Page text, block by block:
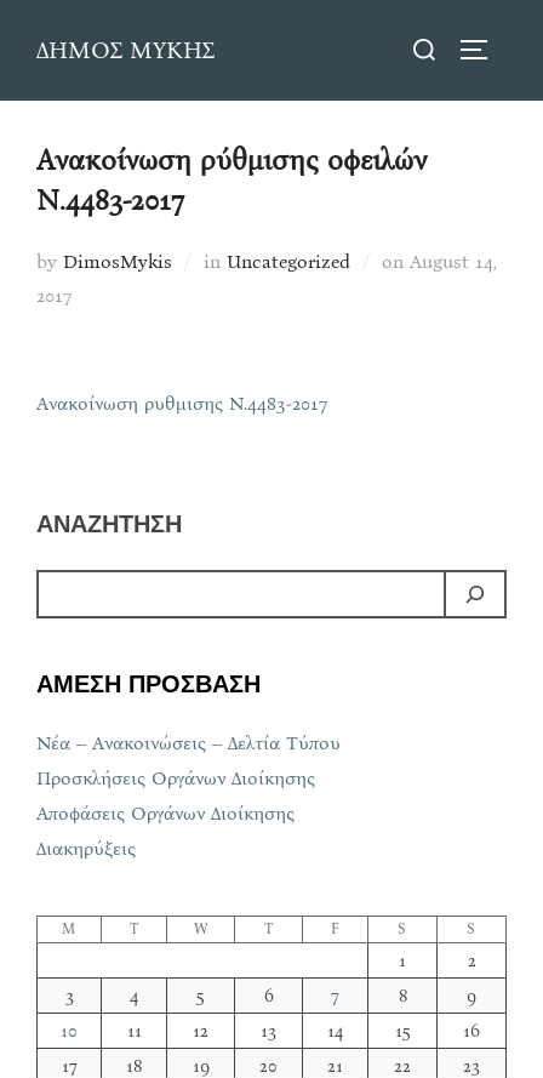
ΔΗΜΟΣ ΜΥΚΗΣ
Search
Ανακοίνωση ρύθμισης οφειλών
N.4483-2017
by DimosMykis in Uncategorized on Posted
August 14,
2017
Ανακοίνωση ρυθμισης N.4483-2017
ΑΝΑΖΗΤΗΣΗ
ΑΜΕΣΗ ΠΡΟΣΒΑΣΗ
Νέα – Ανακοινώσεις – Δελτία Τύπου
Προσκλήσεις Οργάνων Διοίκησης
Αποφάσεις Οργάνων Διοίκησης
Διακηρύξεις
M T W T F S S
1
2
3
4 5 6 7 8
9
10
11 12 13 14 15
16
17
18 19 20 21 22
23